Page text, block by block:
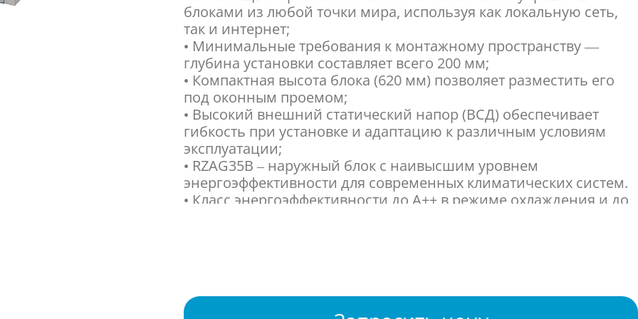
блоками из любой точки мира, используя как локальную сеть,
так и интернет;
• Минимальные требования к монтажному пространству —
глубина установки составляет всего 200 мм;
• Компактная высота блока (620 мм) позволяет разместить его
под оконным проемом;
• Высокий внешний статический напор (ВСД) обеспечивает
гибкость при установке и адаптацию к различным условиям
эксплуатации;
• RZAG35B – наружный блок с наивысшим уровнем
энергоэффективности для современных климатических систем.
• Класс энергоэффективности до A++ в режиме охлаждения и до
существующих систем на R-32 без необходимости замены